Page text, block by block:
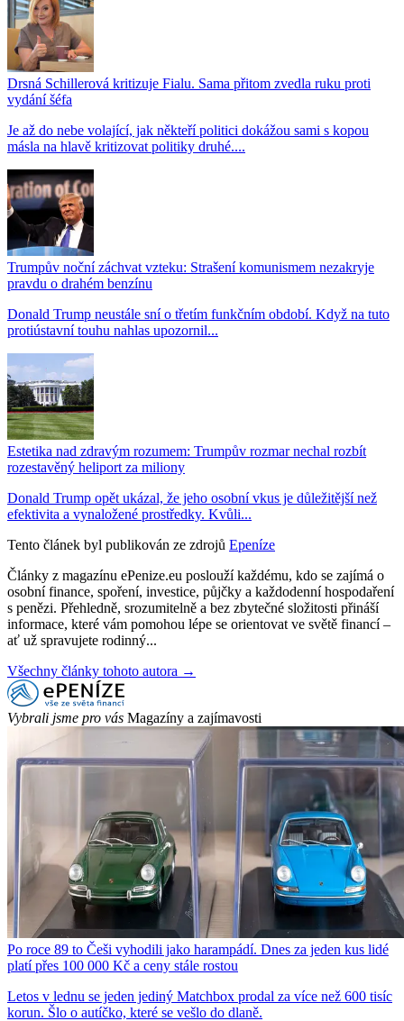
Drsná Schillerová kritizuje Fialu. Sama přitom zvedla ruku proti
vydání šéfa
Je až do nebe volající, jak někteří politici dokážou sami s kopou
másla na hlavě kritizovat politiky druhé....
Trumpův noční záchvat vzteku: Strašení komunismem nezakryje
pravdu o drahém benzínu
Donald Trump neustále sní o třetím funkčním období. Když na tuto
protiústavní touhu nahlas upozornil...
Estetika nad zdravým rozumem: Trumpův rozmar nechal rozbít
rozestavěný heliport za miliony
Donald Trump opět ukázal, že jeho osobní vkus je důležitější než
efektivita a vynaložené prostředky. Kvůli...
Tento článek byl publikován ze zdrojů Epeníze
Články z magazínu ePenize.eu poslouží každému, kdo se zajímá o
osobní finance, spoření, investice, půjčky a každodenní hospodaření
s penězi. Přehledně, srozumitelně a bez zbytečné složitosti přináší
informace, které vám pomohou lépe se orientovat ve světě financí –
ať už spravujete rodinný...
Všechny články tohoto autora →
Vybrali jsme pro vás Magazíny a zajímavosti
Po roce 89 to Češi vyhodili jako harampádí. Dnes za jeden kus lidé
platí přes 100 000 Kč a ceny stále rostou
Letos v lednu se jeden jediný Matchbox prodal za více než 600 tisíc
korun. Šlo o autíčko, které se vešlo do dlaně.